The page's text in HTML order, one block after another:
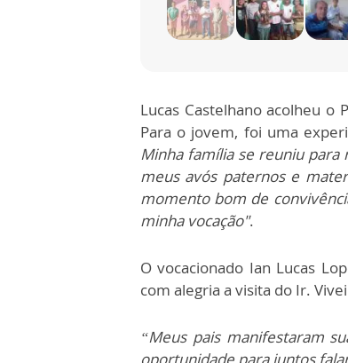
Lucas Castelhano acolheu o
Para o jovem, foi uma
Minha família se reuniu para
meus avós paternos e
momento bom de
minha vocação".
O vocacionado Ian Lucas
com alegria a visita do Ir.
“Meus pais manifestaram